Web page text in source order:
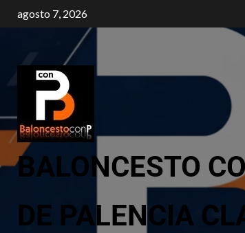
agosto 7, 2026
BALONCESTO
DE PALENCIA